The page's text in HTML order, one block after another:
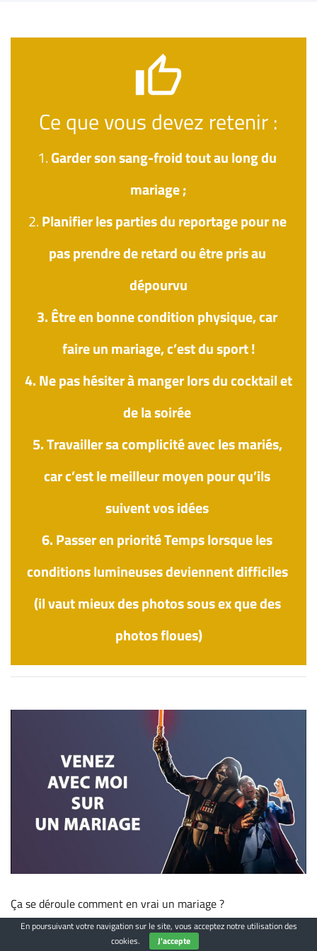
thumb_up
Ce que vous devez retenir :
1. Garder son sang-froid tout au long du
mariage ;
2. Planifier les parties du reportage pour ne
pas prendre de retard ou être pris au
dépourvu
3. Être en bonne condition physique, car
faire un mariage, c’est du sport !
4. Ne pas hésiter à manger lors du cocktail et
de la soirée
5. Travailler sa complicité avec les mariés,
car c’est le meilleur moyen pour qu’ils
suivent vos idées
6. Passer en priorité Temps lorsque les
conditions lumineuses deviennent difficiles
(il vaut mieux des photos sous ex que des
photos floues)
Ça se déroule comment en vrai un mariage ?
Voyez cet article en vidéo !
En poursuivant votre navigation sur le site, vous acceptez notre utilisation des
cookies.
J'accepte